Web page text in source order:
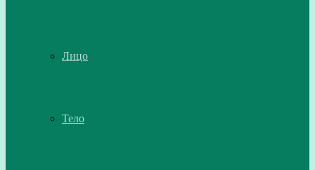
Лицо
Тело